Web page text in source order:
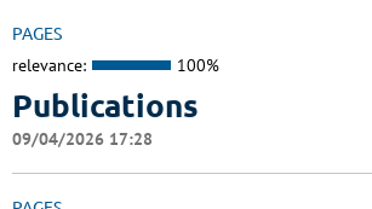
PAGES
relevance: 100%
Publications
09/04/2026 17:28